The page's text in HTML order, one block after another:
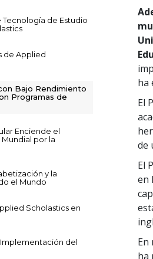
ha
El
de
El
en
En
ha
de Estudio
de Applied
Bajo Rendimiento
Programas de
Enciende el
por la
y la
el Mundo
Scholastics en
del